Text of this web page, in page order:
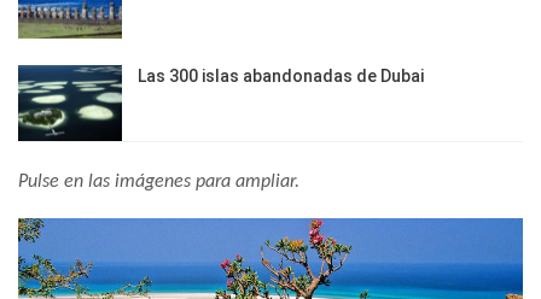
Las 300 islas abandonadas de Dubai
Pulse en las imágenes para ampliar.